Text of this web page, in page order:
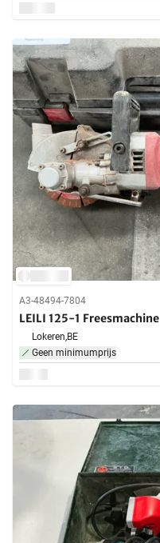
A3-48494-7804
LEILI 125-1 Freesmachine
Lokeren,BE
Geen minimumprijs